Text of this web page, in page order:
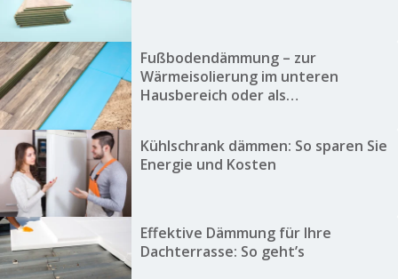
Fußbodendämmung – zur
Wärmeisolierung im unteren
Hausbereich oder als
Kühlschrank dämmen: So sparen Sie
Energie und Kosten
Effektive Dämmung für Ihre
Dachterrasse: So geht’s